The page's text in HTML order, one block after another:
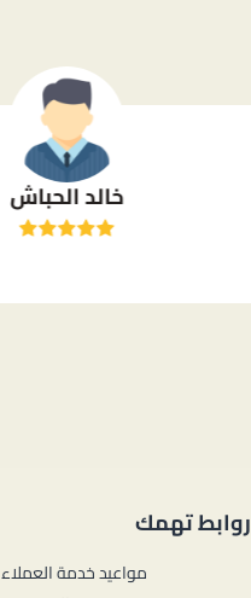
خالد الحباش
روابط تهمك
مواعيد خدمة العملاء